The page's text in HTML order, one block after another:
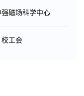
强磁场科学中心
校工会